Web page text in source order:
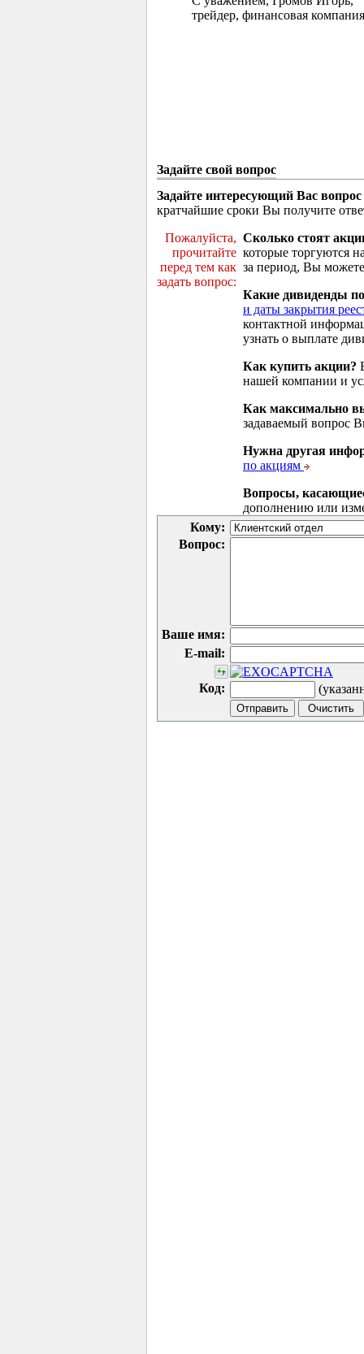
трейдер, финансовая
Задайте свой вопрос
Задайте интересующий Вас вопрос
кратчайшие сроки Вы получите
Пожалуйста,
прочитайте
перед тем как
задать вопрос:
Сколько стоят
которые торгуются
за период, Вы
Какие дивиденды
и даты закрытия
контактной
узнать о выплате
Как купить акции?
нашей компании и
Как максимально
задаваемый вопрос
Нужна другая
по акциям
Вопросы,
дополнению или
Кому:
Вопрос:
Ваше имя:
E-mail:
Код: